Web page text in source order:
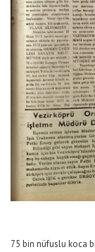
75 bin nüfuslu koca